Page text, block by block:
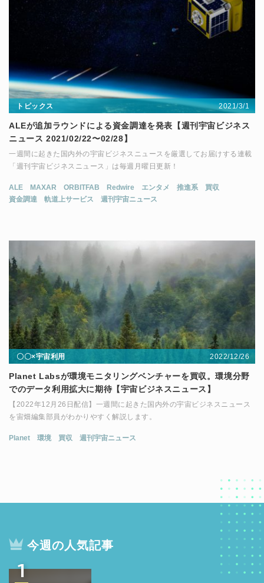
トピックス 2021/3/1
ALEが追加ラウンドによる資金調達を発表【週刊宇宙ビジネス
ニュース 2021/02/22〜02/28】
一週間に起きた国内外の宇宙ビジネスニュースを厳選してお届けする連載
「週刊宇宙ビジネスニュース」は毎週月曜日更新！
ALE MAXAR ORBITFAB Redwire エンタメ 推進系
買収
資金調達
軌道上サービス 週刊宇宙ニュース
〇〇×宇宙利用 2022/12/26
Planet Labsが環境モニタリングベンチャーを買収。環境分野
でのデータ利用拡大に期待【宇宙ビジネスニュース】
【2022年12月26日配信】一週間に起きた国内外の宇宙ビジネスニュース
を宙畑編集部員がわかりやすく解説します。
Planet 環境 買収 週刊宇宙ニュース
今週の人気記事
1